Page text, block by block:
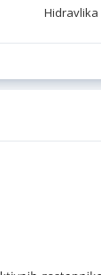
Hidravlika